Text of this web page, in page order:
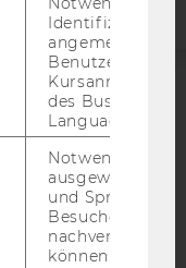
Identifizierung
angemeldeten
Benutzers im
des Business
Language
Notwendig um
ausgewählte
und
Besuchers
nachverfolgen
können.